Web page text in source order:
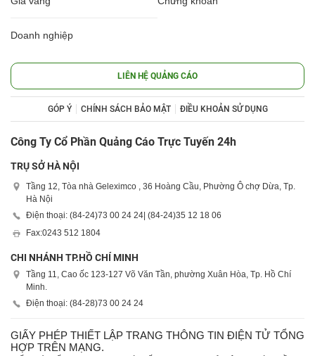
Doanh nghiệp
LIÊN HỆ QUẢNG CÁO
GÓP Ý CHÍNH SÁCH BẢO MẬT ĐIỀU KHOẢN SỬ DỤNG
Công Ty Cổ Phần Quảng Cáo Trực Tuyến 24h
TRỤ SỞ HÀ NỘI
Tầng 12, Tòa nhà Geleximco , 36 Hoàng Cầu, Phường Ô chợ Dừa, Tp.
Hà Nội
Điện thoại: (84-24)73 00 24 24| (84-24)35 12 18 06
Fax:0243 512 1804
CHI NHÁNH TP.HỒ CHÍ MINH
Tầng 11, Cao ốc 123-127 Võ Văn Tần, phường Xuân Hòa, Tp. Hồ Chí
Minh.
Điện thoại: (84-28)73 00 24 24
GIẤY PHÉP THIẾT LẬP TRANG THÔNG TIN ĐIỆN TỬ TỔNG
HỢP TRÊN MẠNG.